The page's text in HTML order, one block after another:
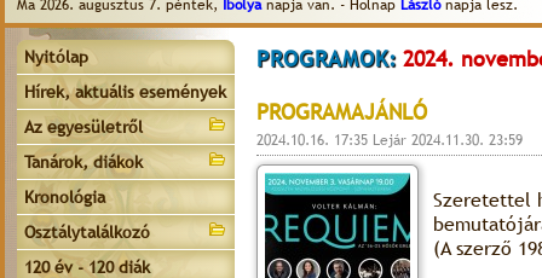
Ma 2026. augusztus 7. péntek, Ibolyanapja van. - Holnap Lászlónapja lesz.
Nyitólap
Hírek, aktuális események
Az egyesületről
Tanárok, diákok
Kronológia
Osztálytalálkozó
120 év - 120 diák
PROGRAMOK: 2024.
PROGRAMAJÁNLÓ
2024.10.16. 17:35 Lejár 2024.11.30. 23:59
Szeretettel
(A szerző